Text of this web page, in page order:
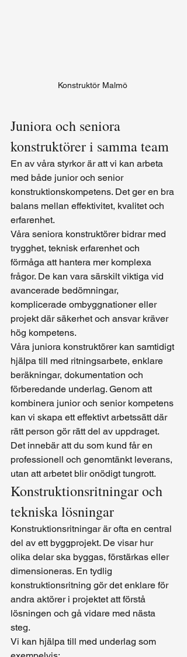
Konstruktör Malmö
Juniora och seniora
konstruktörer i samma team
En av våra styrkor är att vi kan arbeta
med både junior och senior
konstruktionskompetens. Det ger en bra
balans mellan effektivitet, kvalitet och
erfarenhet.
Våra seniora konstruktörer bidrar med
trygghet, teknisk erfarenhet och
förmåga att hantera mer komplexa
frågor. De kan vara särskilt viktiga vid
avancerade bedömningar,
komplicerade ombyggnationer eller
projekt där säkerhet och ansvar kräver
hög kompetens.
Våra juniora konstruktörer kan samtidigt
hjälpa till med ritningsarbete, enklare
beräkningar, dokumentation och
förberedande underlag. Genom att
kombinera junior och senior kompetens
kan vi skapa ett effektivt arbetssätt där
rätt person gör rätt del av uppdraget.
Det innebär att du som kund får en
professionell och genomtänkt leverans,
utan att arbetet blir onödigt tungrott.
Konstruktionsritningar och
tekniska lösningar
Konstruktionsritningar är ofta en central
del av ett byggprojekt. De visar hur
olika delar ska byggas, förstärkas eller
dimensioneras. En tydlig
konstruktionsritning gör det enklare för
andra aktörer i projektet att förstå
lösningen och gå vidare med nästa
steg.
Vi kan hjälpa till med underlag som